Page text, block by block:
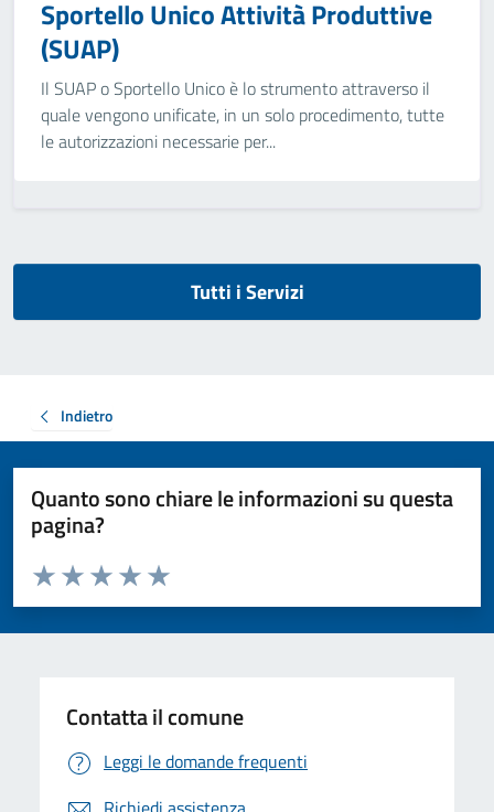
Sportello Unico Attività Produttive
(SUAP)
Il SUAP o Sportello Unico è lo strumento attraverso il
quale vengono unificate, in un solo procedimento, tutte
le autorizzazioni necessarie per...
Tutti i Servizi
Indietro
Quanto sono chiare le informazioni su questa
pagina?
Valuta da 1 a 5 stelle la pagina
Valuta 5 stelle su 5
Valuta 4 stelle su 5
Valuta 3 stelle su 5
Valuta 2 stelle su 5
Valuta 1 stelle su 5
Contatta il comune
Leggi le domande frequenti